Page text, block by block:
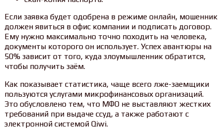
Если заявка будет одобрена в режиме онлайн, мошенник
должен явиться в офис компании и подписать договор.
Ему нужно максимально точно походить на человека,
документы которого он использует. Успех авантюры на
50% зависит от того, куда злоумышленник обратится,
чтобы получить заём.
Как показывает статистика, чаще всего лже-заемщики
пользуются услугами микрофинансовых организаций.
Это обусловлено тем, что МФО не выставляют жестких
требований при выдаче ссуд, а также работают с
электронной системой Qiwi.